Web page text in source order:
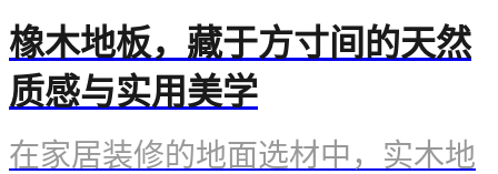
橡木地板，藏于方寸间的天然
质感与实用美学
在家居装修的地面选材中，实木地